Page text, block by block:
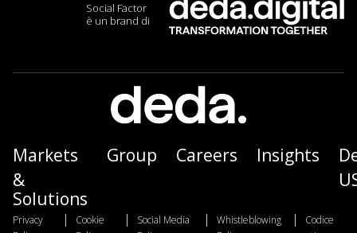
Social Factor
è un brand di
Markets
&
Solutions
Group Careers Insights
Privacy | Cookie | Social Media | Whistleblowing | Codice